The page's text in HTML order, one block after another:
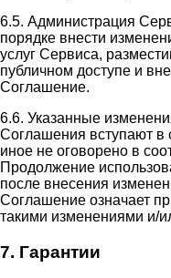
6.5. Администрация
порядке внести
услуг Сервиса,
публичном доступе и
Соглашение.
6.6. Указанные
Соглашения вступают в
иное не оговорено в
Продолжение
после внесения
Соглашение означает
такими изменениями и/
7. Гарантии